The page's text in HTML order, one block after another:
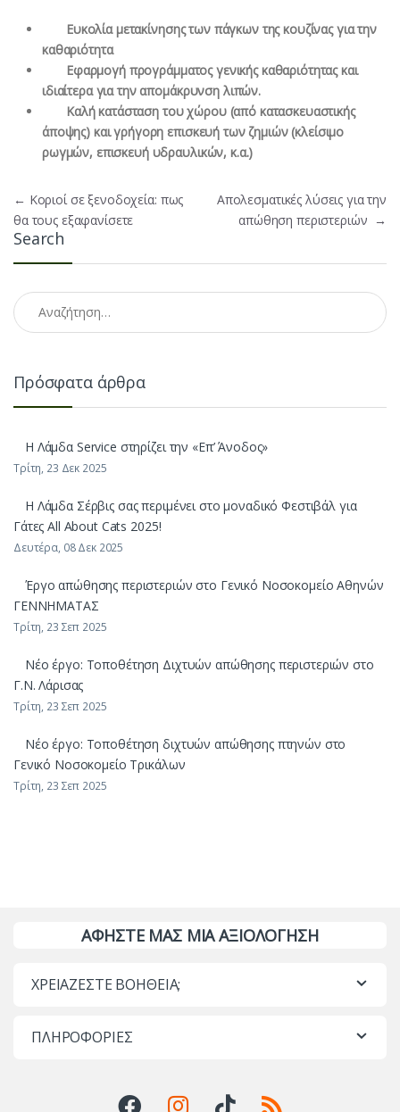
Ευκολία μετακίνησης των πάγκων της κουζίνας για την
καθαριότητα
Εφαρμογή προγράμματος γενικής καθαριότητας και
ιδιαίτερα για την απομάκρυνση λιπών.
Καλή κατάσταση του χώρου (από κατασκευαστικής
άποψης) και γρήγορη επισκευή των ζημιών (κλείσιμο
ρωγμών, επισκευή υδραυλικών, κ.α.)
Πλοήγηση άρθρων
← Κοριοί σε ξενοδοχεία: πως
θα τους εξαφανίσετε
Απολεσματικές λύσεις για την
απώθηση περιστεριών →
Search
Αναζήτηση για:
Πρόσφατα άρθρα
H Λάμδα Service στηρίζει την «Επ’ Άνοδος»
Τρίτη, 23 Δεκ 2025
Η Λάμδα Σέρβις σας περιμένει στο μοναδικό Φεστιβάλ για
Γάτες All About Cats 2025!
Δευτέρα, 08 Δεκ 2025
Έργο απώθησης περιστεριών στο Γενικό Νοσοκομείο Αθηνών
ΓΕΝΝΗΜΑΤΑΣ
Τρίτη, 23 Σεπ 2025
Νέο έργο: Τοποθέτηση Διχτυών απώθησης περιστεριών στο
Γ.Ν. Λάρισας
Τρίτη, 23 Σεπ 2025
Νέο έργο: Τοποθέτηση διχτυών απώθησης πτηνών στο
Γενικό Νοσοκομείο Τρικάλων
Τρίτη, 23 Σεπ 2025
ΑΦΗΣΤΕ ΜΑΣ ΜΙΑ ΑΞΙΟΛΟΓΗΣΗ
ΧΡΕΙΑΖΕΣΤΕ ΒΟΗΘΕΙΑ;
ΠΛΗΡΟΦΟΡΙΕΣ